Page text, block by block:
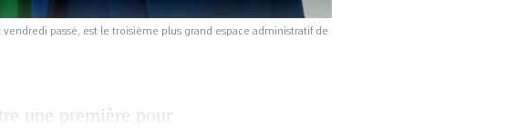
passé, est le troisième plus grand espace administratif de
une première pour